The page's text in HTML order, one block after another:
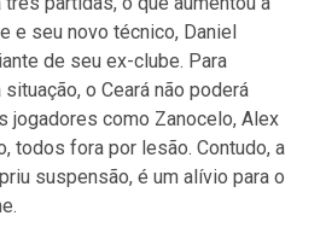
e seu novo técnico, Daniel
de seu ex-clube. Para
o Ceará não poderá
jogadores como Zanocelo, Alex
todos fora por lesão. Contudo, a
suspensão, é um alívio para o